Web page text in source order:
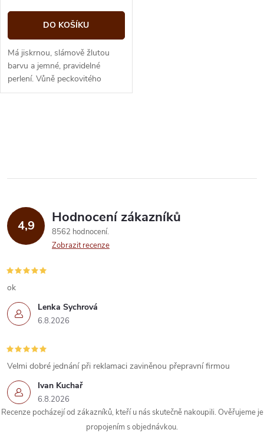
DO KOŠÍKU
Má jiskrnou, slámově žlutou
barvu a jemné, pravidelné
perlení. Vůně peckovitého
ovoce a pražené briošky
l
d
a
c
í
p
r
v
k
y
4,9 Hodnocení zákazníků
8562 hodnocení
Zobrazit recenze
Lenka Sychrová
6.8.2026
ok
Ivan Kuchař
6.8.2026
Velmi dobré jednání při reklamaci zaviněnou přepravní firmou
Recenze pocházejí od zákazníků, kteří u nás skutečně nakoupili. Ověřujeme je
propojením s objednávkou.